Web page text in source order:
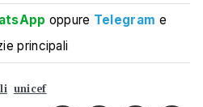
oppure Telegram e
principali
unicef